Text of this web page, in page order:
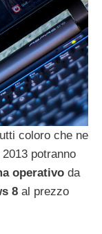
coloro che ne
potranno
operativo da
8 al prezzo